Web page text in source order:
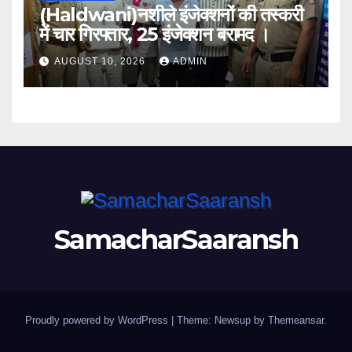
(Haldwani)नशीले इंजेक्शनों की तस्करी
में चार गिरफ्तार, 25 इंजेक्शन बरामद ।
AUGUST 10, 2026 ADMIN
SamacharSaaransh
Proudly powered by WordPress | Theme: Newsup by Themeansar.